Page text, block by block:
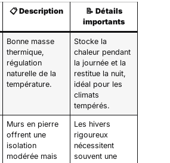
📋Description 📝 Détails
importants
Bonne masse
thermique,
régulation
naturelle de la
température.
Stocke la
chaleur pendant
la journée et la
restitue la nuit,
idéal pour les
climats
tempérés.
Murs en pierre
offrent une
isolation
modérée mais
Les hivers
rigoureux
nécessitent
souvent une